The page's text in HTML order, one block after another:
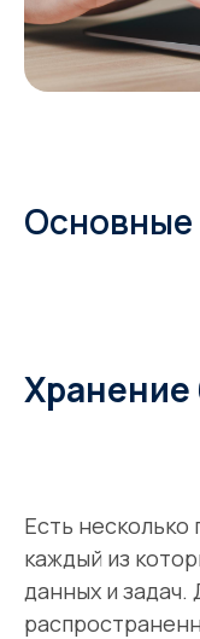
Хранение
Есть
каждый из
данных и